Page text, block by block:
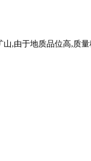
,由于地质品位高,质